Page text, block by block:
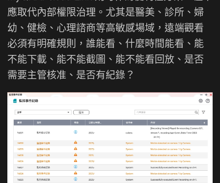
應取代內部權限治理。尤其是醫美、診所、婦
幼、健檢、心理諮商等高敏感場域，遠端觀看
必須有明確規則，誰能看、什麼時間能看、能
不能下載、能不能截圖、能不能看回放、是否
需要主管核准、是否有紀錄？